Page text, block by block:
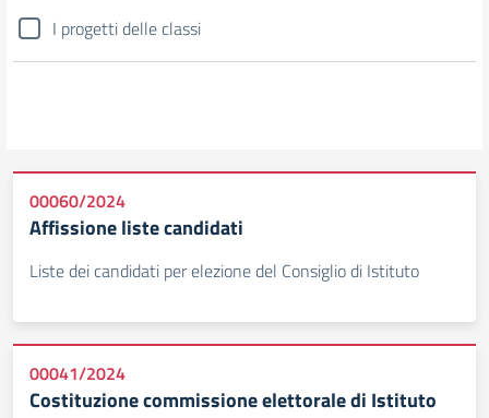
I progetti delle classi
00060/2024
Affissione liste candidati
Liste dei candidati per elezione del Consiglio di Istituto
00041/2024
Costituzione commissione elettorale di Istituto